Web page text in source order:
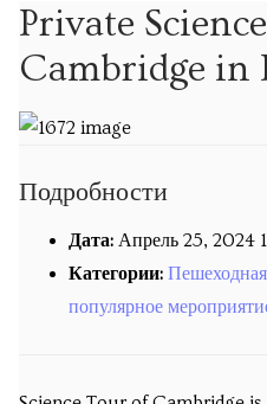
экскурсиях
Обучение
Уроки математики
Private
Cambridge in
Подробности
Дата: Апрель 25, 2024
Категории:
популярное